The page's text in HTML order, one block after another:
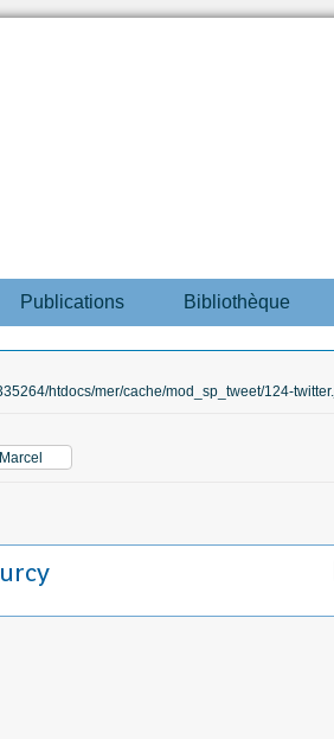
Publications Bibliothèque
htdocs/mer/cache/mod_sp_tweet/124-